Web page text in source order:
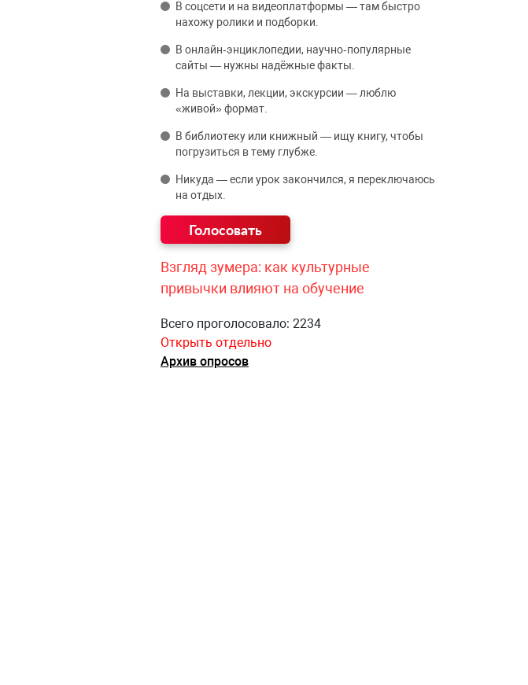
В соцсети и на видеоплатформы — там быстро
нахожу ролики и подборки.
В онлайн‑энциклопедии, научно‑популярные
сайты — нужны надёжные факты.
На выставки, лекции, экскурсии — люблю
«живой» формат.
В библиотеку или книжный — ищу книгу, чтобы
погрузиться в тему глубже.
Никуда — если урок закончился, я переключаюсь
на отдых.
Взгляд зумера: как культурные
привычки влияют на обучение
Всего проголосовало: 2234
Открыть отдельно
Архив опросов